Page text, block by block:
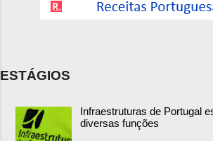
ESTÁGIOS
Infraestruturas de Portugal
diversas funções